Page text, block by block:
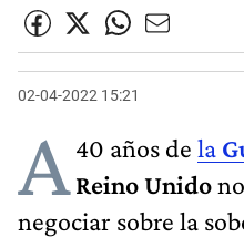
02-04-2022 15:21
A40 años de la
Reino Unido
negociar sobre la